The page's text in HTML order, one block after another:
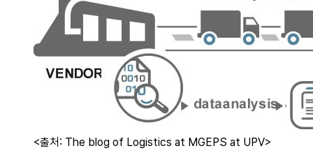
<출처: The blog of Logistics at MGEPS at UPV>